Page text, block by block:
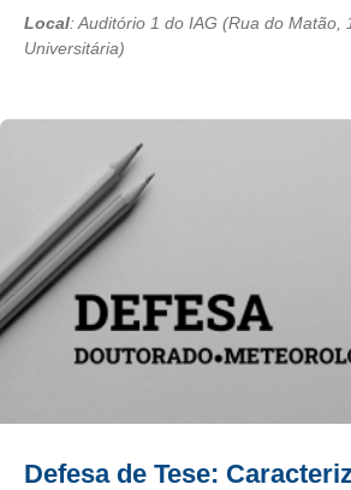
Local: Auditório 1 do IAG (Rua do Matão,
Universitária)
Defesa de Tese: